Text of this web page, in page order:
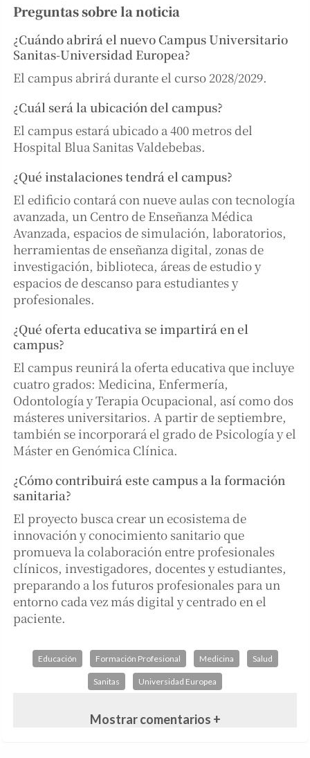
Preguntas sobre la noticia
¿Cuándo abrirá el nuevo Campus Universitario
Sanitas-Universidad Europea?
El campus abrirá durante el curso 2028/2029.
¿Cuál será la ubicación del campus?
El campus estará ubicado a 400 metros del
Hospital Blua Sanitas Valdebebas.
¿Qué instalaciones tendrá el campus?
El edificio contará con nueve aulas con tecnología
avanzada, un Centro de Enseñanza Médica
Avanzada, espacios de simulación, laboratorios,
herramientas de enseñanza digital, zonas de
investigación, biblioteca, áreas de estudio y
espacios de descanso para estudiantes y
profesionales.
¿Qué oferta educativa se impartirá en el
campus?
El campus reunirá la oferta educativa que incluye
cuatro grados: Medicina, Enfermería,
Odontología y Terapia Ocupacional, así como dos
másteres universitarios. A partir de septiembre,
también se incorporará el grado de Psicología y el
Máster en Genómica Clínica.
¿Cómo contribuirá este campus a la formación
sanitaria?
El proyecto busca crear un ecosistema de
innovación y conocimiento sanitario que
promueva la colaboración entre profesionales
clínicos, investigadores, docentes y estudiantes,
preparando a los futuros profesionales para un
entorno cada vez más digital y centrado en el
paciente.
Educación Formación Profesional Medicina Salud
Sanitas Universidad Europea
Mostrar comentarios +